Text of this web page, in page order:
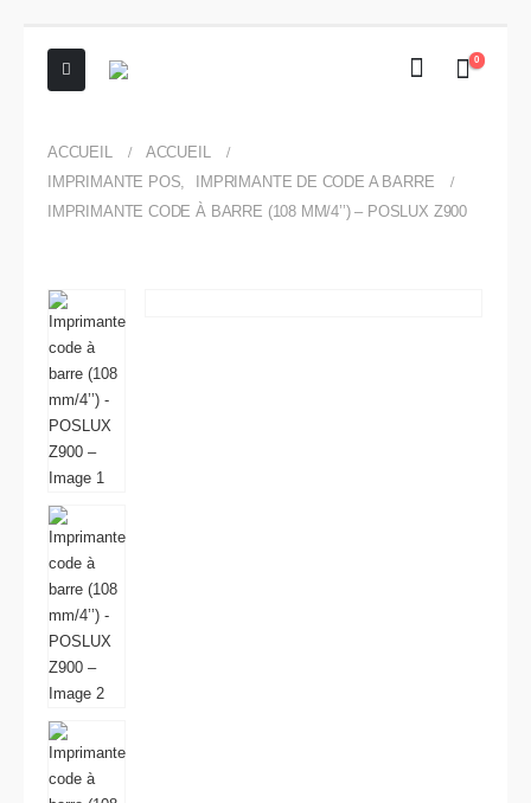
0
ACCUEIL
ACCUEIL
IMPRIMANTE POS,
IMPRIMANTE DE CODE A BARRE
IMPRIMANTE CODE À BARRE (108 MM/4’’) – POSLUX Z900